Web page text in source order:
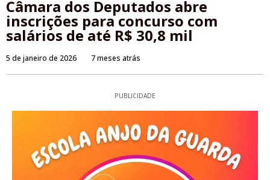
Câmara dos Deputados abre
inscrições para concurso com
salários de até R$ 30,8 mil
5 de janeiro de 2026 7 meses atrás
PUBLICIDADE